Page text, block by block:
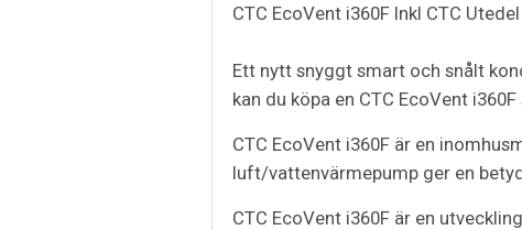
CTC EcoVent i360F Inkl CTC
Ett nytt snyggt smart och snålt
kan du köpa en CTC EcoVent
CTC EcoVent i360F är en
luft/vattenvärmepump ger en
CTC EcoVent i360F är en